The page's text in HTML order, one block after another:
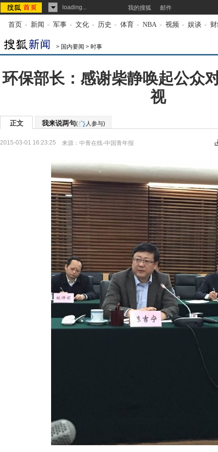
loading... 我的搜狐 邮件
首页 - 新闻 - 军事 - 文化 - 历史 - 体育 - NBA - 视频 - 娱谈 -
> 国内要闻 > 时事
环保部长：感谢柴静唤起公众
视
正文 我来说两句( 人参与)
2015-03-01 16:23:25 来源： 中青在线-中国青年报